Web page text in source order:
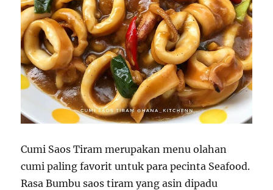
Cumi Saos Tiram merupakan menu olahan
cumi paling favorit untuk para pecinta Seafood.
Rasa Bumbu saos tiram yang asin dipadu